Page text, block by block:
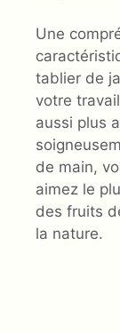
Une
tablier de
votre
aussi plus
de main,
aimez le
des fruits
la nature.